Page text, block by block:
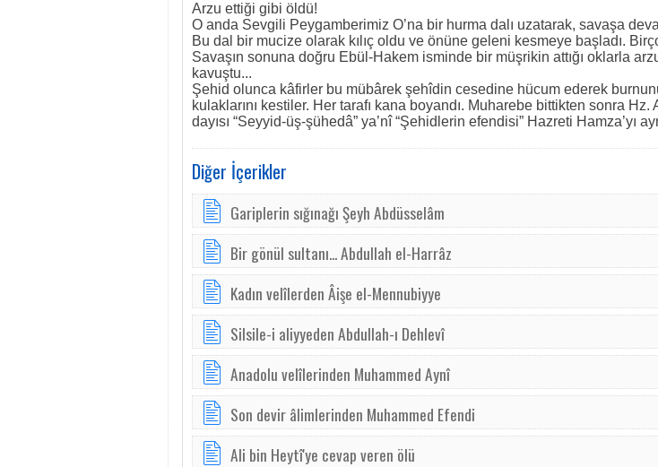
Arzu ettiği gibi öldü!
O anda Sevgili Peygamberimiz O’na bir hurma dalı uzatarak, savaşa
Bu dal bir mucize olarak kılıç oldu ve önüne geleni kesmeye başladı.
Savaşın sonuna doğru Ebül-Hakem isminde bir müşrikin attığı oklarla
kavuştu...
Şehid olunca kâfirler bu mübârek şehîdin cesedine hücum ederek
kulaklarını kestiler. Her tarafı kana boyandı. Muharebe bittikten sonra Hz.
dayısı “Seyyid-üş-şühedâ” ya’nî “Şehidlerin efendisi” Hazreti Hamza’yı
Diğer İçerikler
Gariplerin sığınağı Şeyh Abdüsselâm
Bir gönül sultanı... Abdullah el-Harrâz
Kadın velîlerden Âişe el-Mennubiyye
Silsile-i aliyyeden Abdullah-ı Dehlevî
Anadolu velîlerinden Muhammed Aynî
Son devir âlimlerinden Muhammed Efendi
Ali bin Heytî'ye cevap veren ölü